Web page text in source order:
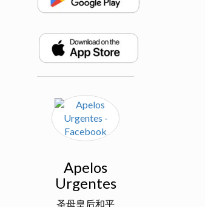
Apelos
Urgentes
圣母皇后和平